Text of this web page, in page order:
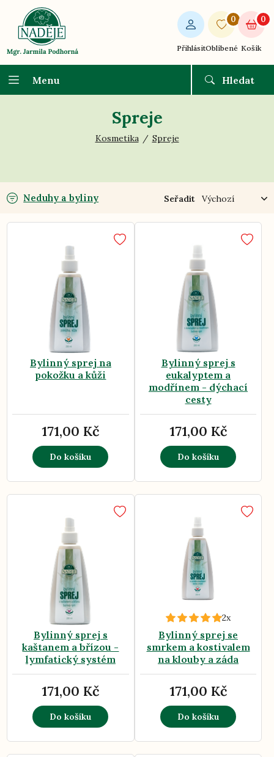
Přihlásit
0
Oblíbené
0
Košík
Menu Hledat
Spreje
Kosmetika Spreje
Neduhy a byliny Seřadit
Bylinný sprej na
pokožku a kůži
171,00 Kč
Do košíku
Bylinný sprej s
eukalyptem a
modřínem - dýchací
cesty
171,00 Kč
Do košíku
Bylinný sprej s
kaštanem a břízou -
lymfatický systém
171,00 Kč
Do košíku
2x
Bylinný sprej se
smrkem a kostivalem
na klouby a záda
171,00 Kč
Do košíku